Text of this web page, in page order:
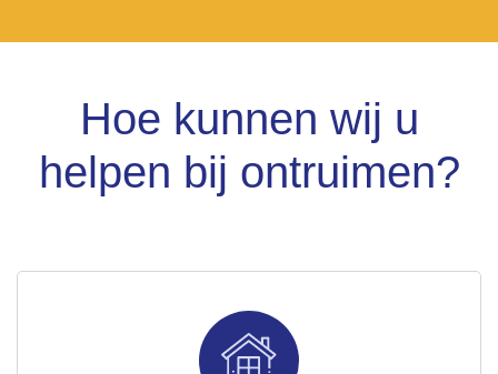
g
beoordeel ons op
Hoe kunnen wij u
helpen bij ontruimen?